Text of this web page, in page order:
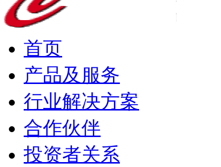
首页
产品及服务
行业解决方案
合作伙伴
投资者关系